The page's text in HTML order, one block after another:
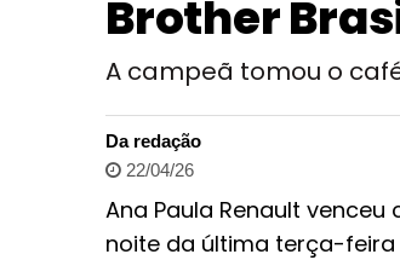
Brother
A campeã tomou o
Da redação
22/04/26
Ana Paula Renault venceu
noite da última terça-feira